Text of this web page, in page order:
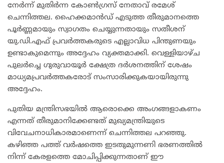
നേർന്ന് മുതിർന്ന കോൺഗ്രസ് നേതാവ് രമേശ്
ചെന്നിത്തല. ഹൈക്കമാൻഡ് എടുത്ത തീരുമാനത്തെ
പൂർണ്ണമായും സ്വാഗതം ചെയ്യുന്നതായും സതീശന്
യു.ഡി.എഫ് പ്രവർത്തകരുടെ എല്ലാവിധ പിന്തുണയും
ഉണ്ടാകുമെന്നും അദ്ദേഹം വ്യക്തമാക്കി. വെള്ളിയാഴ്ച
പുലർച്ചെ ഗുരുവായൂർ ക്ഷേത്ര ദർശനത്തിന് ശേഷം
മാധ്യമപ്രവർത്തകരോട് സംസാരിക്കുകയായിരുന്നു
അദ്ദേഹം.
​പുതിയ മന്ത്രിസഭയിൽ ആരൊക്കെ അംഗങ്ങളാകണം
എന്നത് തീരുമാനിക്കേണ്ടത് മുഖ്യമന്ത്രിയുടെ
വിവേചനാധികാരമാണെന്ന് ചെന്നിത്തല പറഞ്ഞു.
കഴിഞ്ഞ പത്ത് വർഷത്തെ ഇടതുമുന്നണി ഭരണത്തിൽ
നിന്ന് കേരളത്തെ മോചിപ്പിക്കുന്നതാണ് ഈ